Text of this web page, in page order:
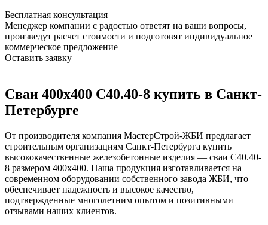
Бесплатная консультация
Менеджер компании с радостью ответят на ваши вопросы,
произведут расчет стоимости и подготовят индивидуальное
коммерческое предложение
Оставить заявку
Сваи 400х400 С40.40-8 купить в Санкт-
Петербурге
От производителя компания МастерСтрой-ЖБИ предлагает
строительным организациям Санкт-Петербурга купить
высококачественные железобетонные изделия — сваи С40.40-
8 размером 400х400. Наша продукция изготавливается на
современном оборудовании собственного завода ЖБИ, что
обеспечивает надежность и высокое качество,
подтвержденные многолетним опытом и позитивными
отзывами наших клиентов.